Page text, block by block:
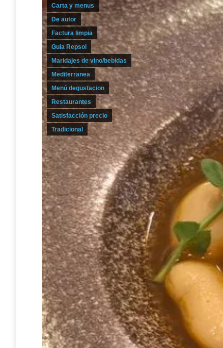
Carta y menus
De autor
Factura limpia
Guia Repsol
Maridajes de vino/bebidas
Mediterranea
Menú degustacion
Restaurantes
Satisfacción precio
Tradicional